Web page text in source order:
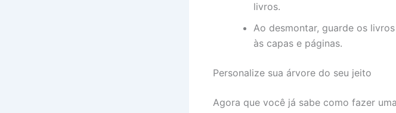
livros.
Ao desmontar, guarde os
às capas e páginas.
Personalize sua árvore do seu jeito
Agora que você já sabe como fazer